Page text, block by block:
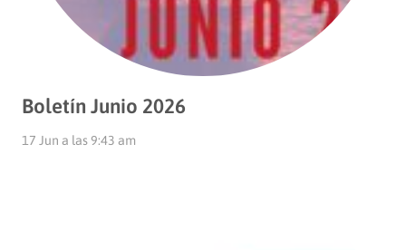
Boletín Junio 2026
17 Jun a las 9:43 am